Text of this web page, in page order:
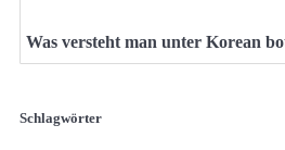
Was versteht man unter Korean
Schlagwörter